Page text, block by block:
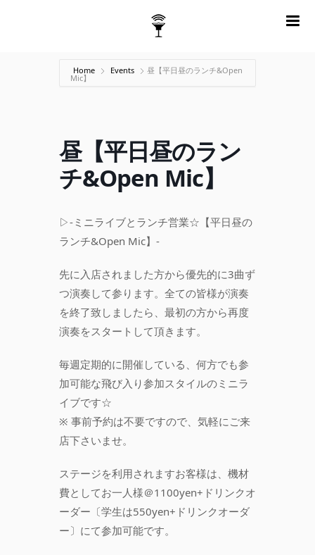
Home Events 昼【平日昼のランチ&Open
Mic】
昼【平日昼のラン
チ&Open Mic】
▷-ミニライブとランチ営業☆【平日昼の
ランチ&Open Mic】-
先に入店されました方から優先的に3曲ず
つ演奏して参ります。全ての皆様が演奏
を終了致しましたら、最初の方から再度
演奏をスタートして頂きます。
毎週定期的に開催している、何方でも参
加可能な飛び入り参加スタイルのミニラ
イブです☆
※ 事前予約は不要ですので、気軽にご来
店下さいませ。
ステージを利用されますお客様は、機材
費としてお一人様＠1100yen+ドリンクオ
ーダー〔学生は550yen+ドリンクオーダ
ー〕にて参加可能です。